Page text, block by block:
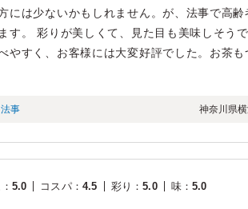
には少ないかもしれません。が、法事で高
す。 彩りが美しくて、見た目も美味しそう
やすく、お客様には大変好評でした。お茶
法事 神奈川県
： 5.0 コスパ： 4.5 彩り ：5.0 味：5.0